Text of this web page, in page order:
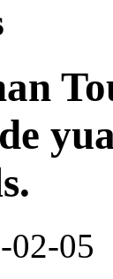
02-05